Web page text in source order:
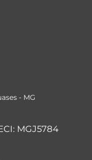
- MG
MGJ5784